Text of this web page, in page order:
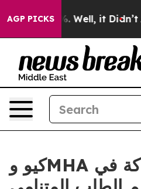
AGP PICKS
40%. Well, it Didn’t As
كيو وMHA يعلنان شراكة في